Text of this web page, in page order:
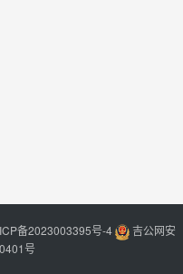
备2023003395号-4
吉公网安
号